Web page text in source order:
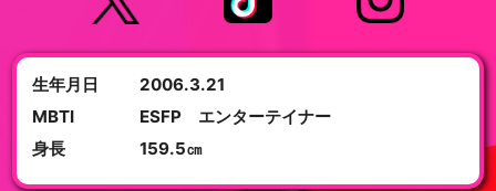
生年月日
2006.3.21
MBTI
ESFP エンターテイナー
身長
159.5㎝